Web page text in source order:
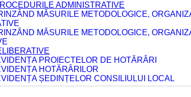
ADMINISTRATIVE
MĂSURILE METODOLOGICE,
MĂSURILE METODOLOGICE,
PROIECTELOR DE HOTĂRÂRI
HOTĂRÂRILOR
ȘEDINȚELOR CONSILIULUI LOCAL